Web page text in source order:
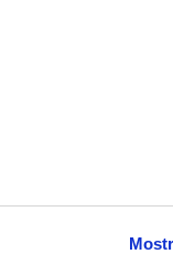
te ofrece todos
exige. Estas son
cambio más
y